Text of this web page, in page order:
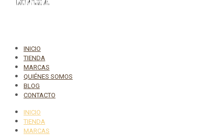
INICIO
TIENDA
MARCAS
QUIÉNES SOMOS
BLOG
CONTACTO
INICIO
TIENDA
MARCAS